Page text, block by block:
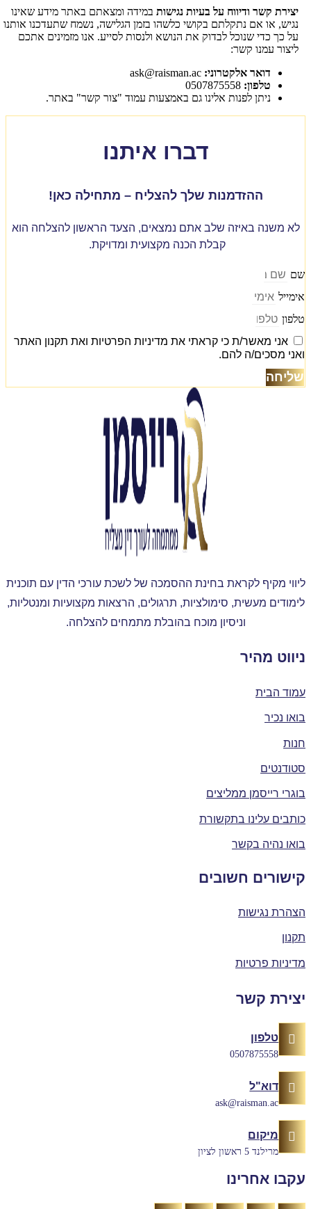
יצירת קשר ודיווח על בעיות נגישותבמידה ומצאתם באתר מידע שאינו
נגיש, או אם נתקלתם בקושי כלשהו בזמן הגלישה, נשמח שתעדכנו אותנו
על כך כדי שנוכל לבדוק את הנושא ולנסות לסייע. אנו מזמינים אתכם
ליצור עמנו קשר:
דואר אלקטרוני:ask@raisman.ac
טלפון:0507875558
ניתן לפנות אלינו גם באמצעות עמוד "צור קשר" באתר.
דברו איתנו
ההזדמנות שלך להצליח – מתחילה כאן!
לא משנה באיזה שלב אתם נמצאים, הצעד הראשון להצלחה הוא
קבלת הכנה מקצועית ומדויקת.
אני מאשר/ת כי קראתי את מדיניות הפרטיות ואת תקנון האתר
מסכים/ה להם.
מקיף לקראת בחינת ההסמכה של לשכת עורכי הדין עם תוכנית
מעשית, סימולציות, תרגולים, הרצאות מקצועיות ומנטליות,
וניסיון מוכח בהובלת מתמחים להצלחה.
מהיר
הבית
נכיר
רייסמן ממליצים
עלינו בתקשורת
נהיה בקשר
חשובים
נגישות
פרטיות
קשר
טלפון
0507875558
דוא"ל
ask@raisman.ac
מיקום
מרילנד 5 ראשון לציון
אחרינו